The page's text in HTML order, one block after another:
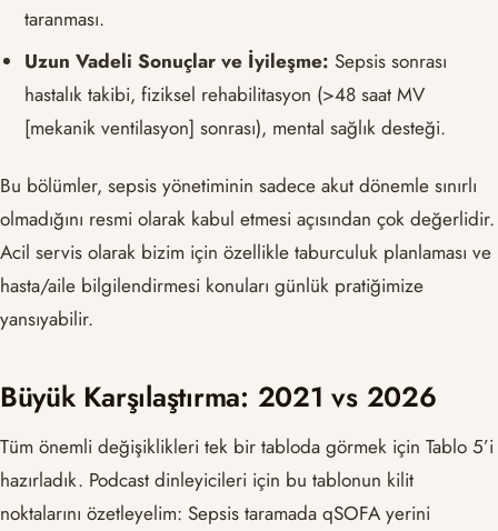
taranması.
Uzun Vadeli Sonuçlar ve İyileşme:Sepsis sonrası
hastalık takibi, fiziksel rehabilitasyon (>48 saat MV
[mekanik ventilasyon] sonrası), mental sağlık desteği.
Bu bölümler, sepsis yönetiminin sadece akut dönemle sınırlı
olmadığını resmi olarak kabul etmesi açısından çok değerlidir.
Acil servis olarak bizim için özellikle taburculuk planlaması ve
hasta/aile bilgilendirmesi konuları günlük pratiğimize
yansıyabilir.
Büyük Karşılaştırma: 2021 vs 2026
Tüm önemli değişiklikleri tek bir tabloda görmek için Tablo 5’i
hazırladık. Podcast dinleyicileri için bu tablonun kilit
noktalarını özetleyelim: Sepsis taramada qSOFA yerini